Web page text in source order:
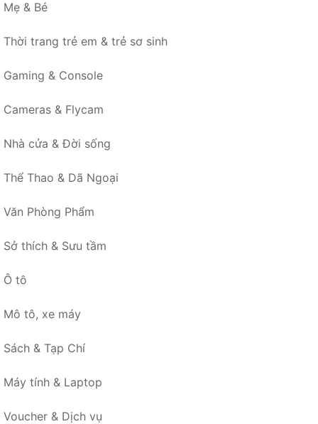
Mẹ & Bé
Thời trang trẻ em & trẻ sơ sinh
Gaming & Console
Cameras & Flycam
Nhà cửa & Đời sống
Thể Thao & Dã Ngoại
Văn Phòng Phẩm
Sở thích & Sưu tầm
Ô tô
Mô tô, xe máy
Sách & Tạp Chí
Máy tính & Laptop
Voucher & Dịch vụ